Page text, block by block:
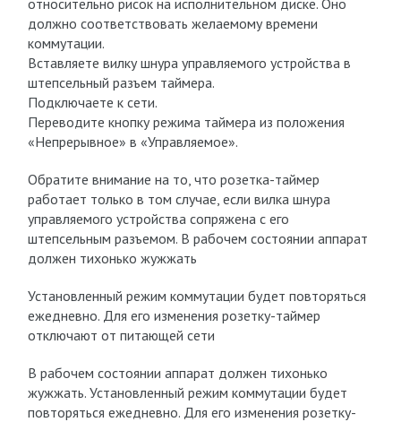
относительно рисок на исполнительном диске. Оно
должно соответствовать желаемому времени
коммутации.
Вставляете вилку шнура управляемого устройства в
штепсельный разъем таймера.
Подключаете к сети.
Переводите кнопку режима таймера из положения
«Непрерывное» в «Управляемое».
Обратите внимание на то, что розетка-таймер
работает только в том случае, если вилка шнура
управляемого устройства сопряжена с его
штепсельным разъемом. В рабочем состоянии аппарат
должен тихонько жужжать
Установленный режим коммутации будет повторяться
ежедневно. Для его изменения розетку-таймер
отключают от питающей сети
В рабочем состоянии аппарат должен тихонько
жужжать. Установленный режим коммутации будет
повторяться ежедневно. Для его изменения розетку-